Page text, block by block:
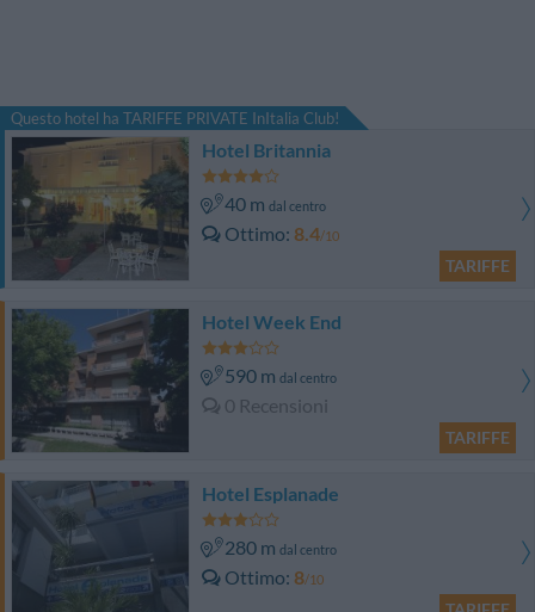
Questo hotel ha TARIFFE PRIVATE InItalia Club!
Hotel Britannia
40 m dal centro
Ottimo 8.4/10
TARIFFE
Hotel Week End
590 m dal centro
0 Recensioni
TARIFFE
Hotel Esplanade
280 m dal centro
Ottimo 8/10